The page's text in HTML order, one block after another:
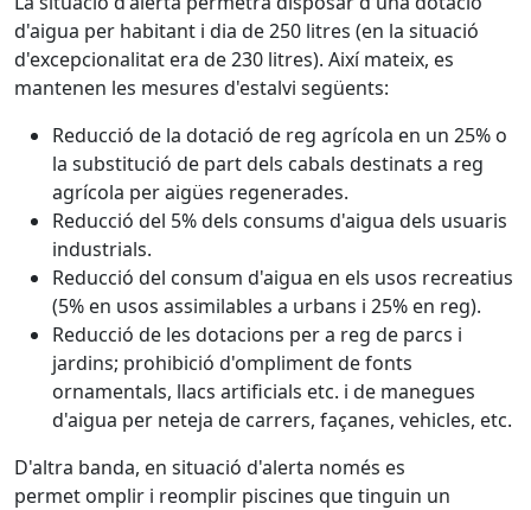
d'aigua per habitant i dia de 250 litres (en la situació
d'excepcionalitat era de 230 litres). Així mateix, es
mantenen les mesures d'estalvi següents:
Reducció de la dotació de reg agrícola en un 25% o
la substitució de part dels cabals destinats a reg
agrícola per aigües regenerades.
Reducció del 5% dels consums d'aigua dels usuaris
industrials.
Reducció del consum d'aigua en els usos recreatius
(5% en usos assimilables a urbans i 25% en reg).
Reducció de les dotacions per a reg de parcs i
jardins; prohibició d'ompliment de fonts
ornamentals, llacs artificials etc. i de manegues
d'aigua per neteja de carrers, façanes, vehicles, etc.
D'altra banda, en situació d'alerta només es
permet omplir i reomplir piscines que tinguin un